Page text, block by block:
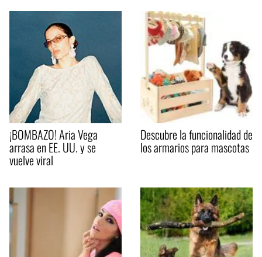
¡BOMBAZO! Aria Vega
arrasa en EE. UU. y se
vuelve viral
Descubre la funcionalidad de
los armarios para mascotas